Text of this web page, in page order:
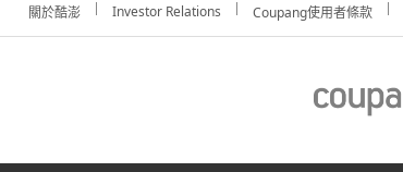
關於酷澎 Investor Relations Coupang使用者條款